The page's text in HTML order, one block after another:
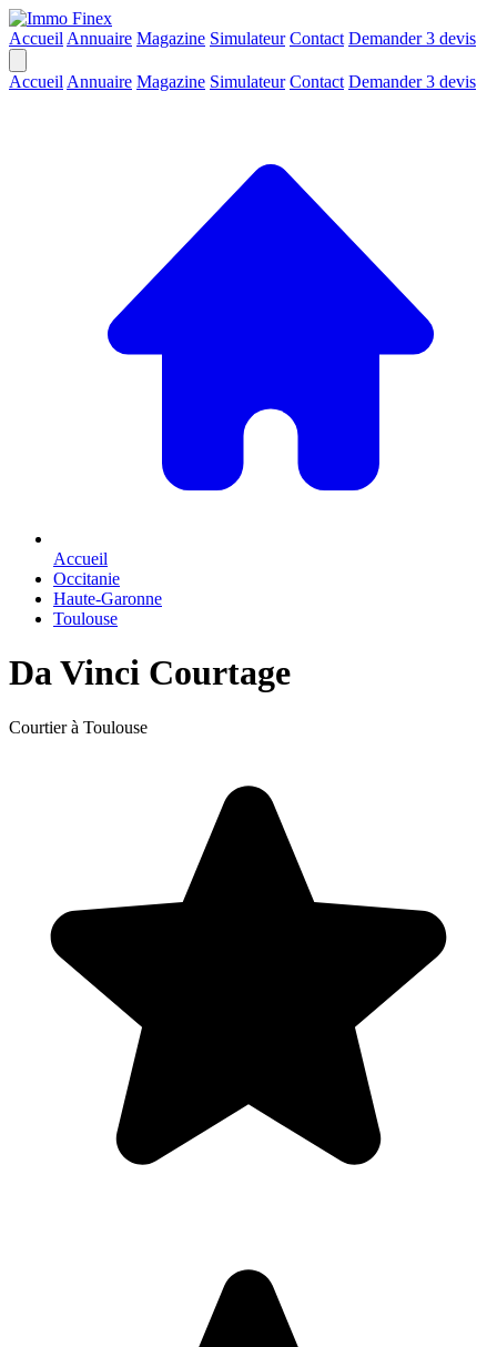
Accueil Annuaire Magazine Simulateur Contact Demander 3 devis
Accueil Annuaire Magazine Simulateur Contact Demander 3 devis
Accueil
Occitanie
Haute-Garonne
Toulouse
Da Vinci Courtage
Courtier à Toulouse